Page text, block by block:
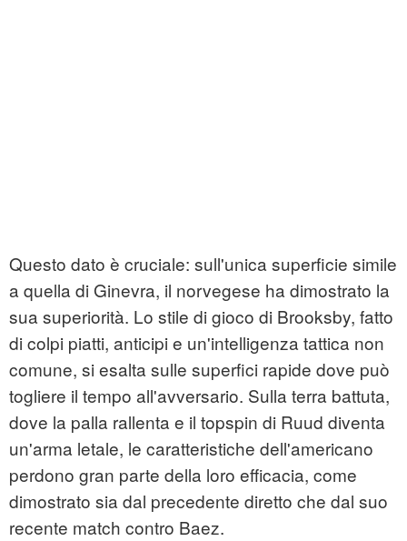
Questo dato è cruciale: sull'unica superficie simile
a quella di Ginevra, il norvegese ha dimostrato la
sua superiorità. Lo stile di gioco di Brooksby, fatto
di colpi piatti, anticipi e un'intelligenza tattica non
comune, si esalta sulle superfici rapide dove può
togliere il tempo all'avversario. Sulla terra battuta,
dove la palla rallenta e il topspin di Ruud diventa
un'arma letale, le caratteristiche dell'americano
perdono gran parte della loro efficacia, come
dimostrato sia dal precedente diretto che dal suo
recente match contro Baez.